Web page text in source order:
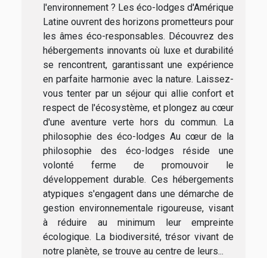
l'environnement ? Les éco-lodges d'Amérique
Latine ouvrent des horizons prometteurs pour
les âmes éco-responsables. Découvrez des
hébergements innovants où luxe et durabilité
se rencontrent, garantissant une expérience
en parfaite harmonie avec la nature. Laissez-
vous tenter par un séjour qui allie confort et
respect de l'écosystème, et plongez au cœur
d'une aventure verte hors du commun. La
philosophie des éco-lodges Au cœur de la
philosophie des éco-lodges réside une
volonté ferme de promouvoir le
développement durable. Ces hébergements
atypiques s'engagent dans une démarche de
gestion environnementale rigoureuse, visant
à réduire au minimum leur empreinte
écologique. La biodiversité, trésor vivant de
notre planète, se trouve au centre de leurs...